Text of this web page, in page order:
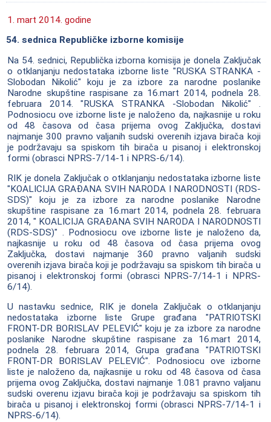
1. mart 2014. godine
54. sednica Republičke izborne komisije
Na 54. sednici, Republička izborna komisija je donela Zaključak
o otklanjanju nedostataka izborne liste "RUSKA STRANKA -
Slobodan Nikolić" koju je za izbore za narodne poslanike
Narodne skupštine raspisane za 16.mart 2014, podnela 28.
februara 2014. "RUSKA STRANKA -Slobodan Nikolić" .
Podnosiocu ove izborne liste je naloženo da, najkasnije u roku
od 48 časova od časa prijema ovog Zaključka, dostavi
najmanje 300 pravno valjanih sudski overenih izjava birača koji
je podržavaju sa spiskom tih birača u pisanoj i elektronskoj
formi (obrasci NPRS-7/14-1 i NPRS-6/14).
RIK je donela Zaključak o otklanjanju nedostataka izborne liste
"KOALICIJA GRAĐANA SVIH NARODA I NARODNOSTI (RDS-
SDS)" koju je za izbore za narodne poslanike Narodne
skupštine raspisane za 16.mart 2014, podnela 28. februara
2014, " KOALICIJA GRAĐANA SVIH NARODA I NARODNOSTI
(RDS-SDS)" . Podnosiocu ove izborne liste je naloženo da,
najkasnije u roku od 48 časova od časa prijema ovog
Zaključka, dostavi najmanje 360 pravno valjanih sudski
overenih izjava birača koji je podržavaju sa spiskom tih birača u
pisanoj i elektronskoj formi (obrasci NPRS-7/14-1 i NPRS-
6/14).
U nastavku sednice, RIK je donela Zaključak o otklanjanju
nedostataka izborne liste Grupe građana "PATRIOTSKI
FRONT-DR BORISLAV PELEVIĆ" koju je za izbore za narodne
poslanike Narodne skupštine raspisane za 16.mart 2014,
podnela 28. februara 2014, Grupa građana "PATRIOTSKI
FRONT-DR BORISLAV PELEVIĆ". Podnosiocu ove izborne
liste je naloženo da, najkasnije u roku od 48 časova od časa
prijema ovog Zaključka, dostavi najmanje 1.081 pravno valjanu
sudski overenu izjavu birača koji je podržavaju sa spiskom tih
birača u pisanoj i elektronskoj formi (obrasci NPRS-7/14-1 i
NPRS-6/14).